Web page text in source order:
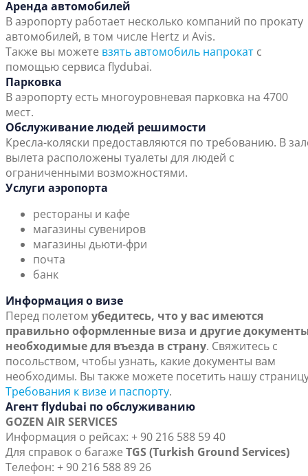
Аренда автомобилей
В аэропорту работает несколько компаний по прокату
автомобилей, в том числе Hertz и Avis.
Также вы можете взять автомобиль напрокат с
помощью сервиса flydubai.
Парковка
В аэропорту есть многоуровневая парковка на 4700
мест.
Обслуживание людей решимости
Кресла-коляски предоставляются по требованию. В
вылета расположены туалеты для людей с
ограниченными возможностями.
Услуги аэропорта
рестораны и кафе
магазины сувениров
магазины дьюти-фри
почта
банк
Информация о визе
Перед полетом убедитесь, что у вас имеются
правильно оформленные виза и другие
необходимые для въезда в страну. Свяжитесь с
посольством, чтобы узнать, какие документы вам
необходимы. Вы также можете посетить нашу
Требования к визе и паспорту.
Агент flydubai по обслуживанию
GOZEN AIR SERVICES
Информация о рейсах: + 90 216 588 59 40
Для справок о багаже TGS (Turkish Ground Services)
Телефон: + 90 216 588 89 26